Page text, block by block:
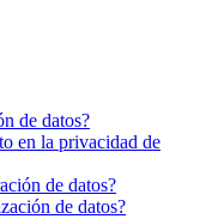
de datos?
en la privacidad de
de datos?
de datos?